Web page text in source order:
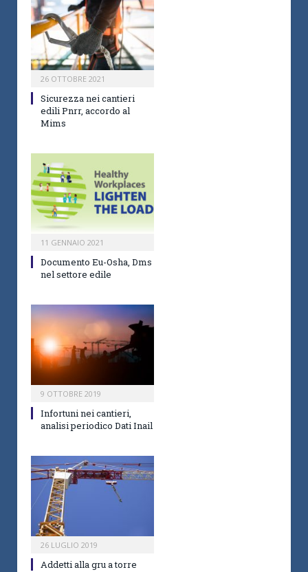
26 OTTOBRE 2021
Sicurezza nei cantieri
edili Pnrr, accordo al
Mims
11 GENNAIO 2021
Documento Eu-Osha, Dms
nel settore edile
9 OTTOBRE 2019
Infortuni nei cantieri,
analisi periodico Dati Inail
26 LUGLIO 2019
Addetti alla gru a torre